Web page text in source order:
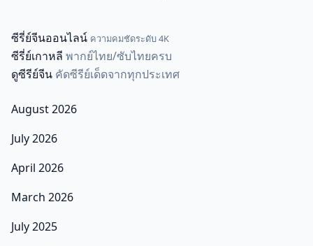
ซีรี่ย์จีนออนไลน์ ความคมชัดระดับ 4K
ซีรี่ย์เกาหลี พากย์ไทย/ซับไทยครบ
ดูซีรีย์จีน คัดซีรีย์เด็ดจากทุกประเทศ
August 2026
July 2026
April 2026
March 2026
July 2025